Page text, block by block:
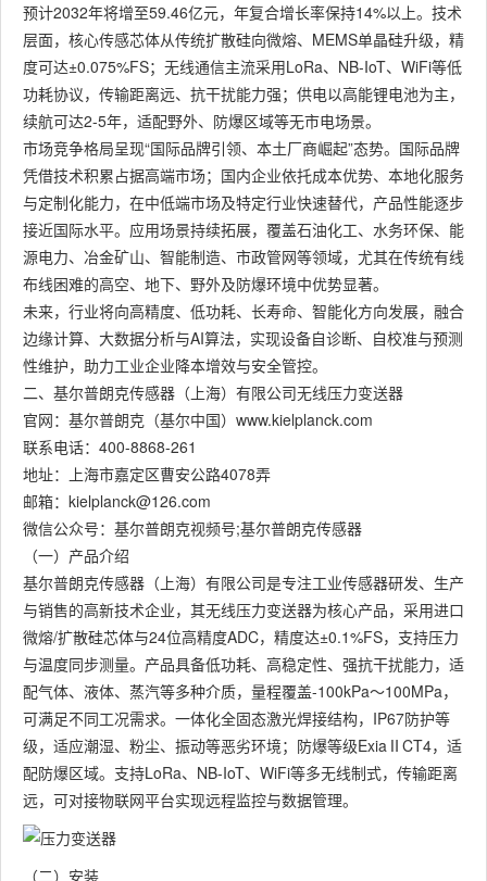
预计2032年将增至59.46亿元，年复合增长率保持14%以上。技术
层面，核心传感芯体从传统扩散硅向微熔、MEMS单晶硅升级，精
度可达±0.075%FS；无线通信主流采用LoRa、NB-IoT、WiFi等低
功耗协议，传输距离远、抗干扰能力强；供电以高能锂电池为主，
续航可达2-5年，适配野外、防爆区域等无市电场景。
市场竞争格局呈现“国际品牌引领、本土厂商崛起”态势。国际品牌
凭借技术积累占据高端市场；国内企业依托成本优势、本地化服务
与定制化能力，在中低端市场及特定行业快速替代，产品性能逐步
接近国际水平。应用场景持续拓展，覆盖石油化工、水务环保、能
源电力、冶金矿山、智能制造、市政管网等领域，尤其在传统有线
布线困难的高空、地下、野外及防爆环境中优势显著。
未来，行业将向高精度、低功耗、长寿命、智能化方向发展，融合
边缘计算、大数据分析与AI算法，实现设备自诊断、自校准与预测
性维护，助力工业企业降本增效与安全管控。
二、基尔普朗克传感器（上海）有限公司无线压力变送器
官网：基尔普朗克（基尔中国）www.kielplanck.com
联系电话：400-8868-261
地址：上海市嘉定区曹安公路4078弄
邮箱：kielplanck@126.com
微信公众号：基尔普朗克视频号;基尔普朗克传感器
（一）产品介绍
基尔普朗克传感器（上海）有限公司是专注工业传感器研发、生产
与销售的高新技术企业，其无线压力变送器为核心产品，采用进口
微熔/扩散硅芯体与24位高精度ADC，精度达±0.1%FS，支持压力
与温度同步测量。产品具备低功耗、高稳定性、强抗干扰能力，适
配气体、液体、蒸汽等多种介质，量程覆盖-100kPa～100MPa，
可满足不同工况需求。一体化全固态激光焊接结构，IP67防护等
级，适应潮湿、粉尘、振动等恶劣环境；防爆等级ExiaⅡCT4，适
配防爆区域。支持LoRa、NB-IoT、WiFi等多无线制式，传输距离
远，可对接物联网平台实现远程监控与数据管理。
（二）安装